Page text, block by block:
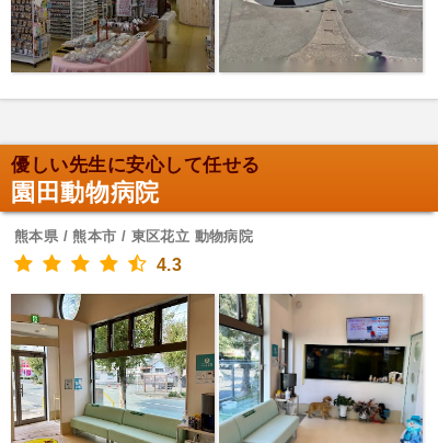
優しい先生に安心して任せる
園田動物病院
熊本県 / 熊本市 / 東区花立 動物病院
4.3